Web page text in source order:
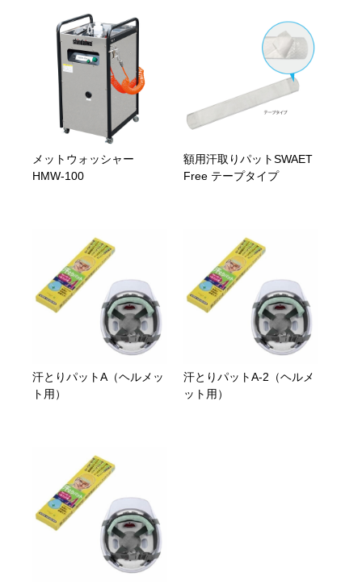
メットウォッシャー
HMW-100
額用汗取りパットSWAET
Free テープタイプ
汗とりパットA（ヘルメッ
ト用）
汗とりパットA-2（ヘルメ
ット用）